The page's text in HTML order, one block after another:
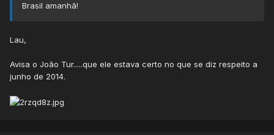
Brasil amanhã!
Lau,
Avisa o João Tur.....que ele estava certo no que se diz respeito a
junho de 2014.